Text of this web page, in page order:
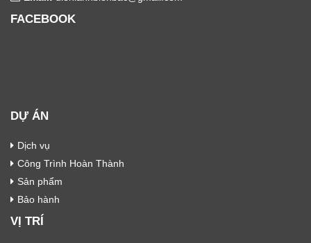
FACEBOOK
DỰ ÁN
Dịch vụ
Công Trình Hoàn Thành
Sản phẩm
Bảo hành
VỊ TRÍ